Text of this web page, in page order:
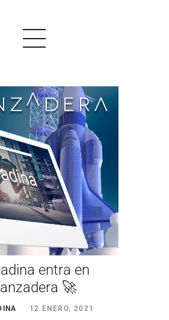
PRODUCTOS
EJEMPLOS
OPINIONES
PRECIOS
LOGIN
AHORA
entra en
🚀
12 ENERO, 2021